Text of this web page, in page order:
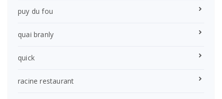
puy du fou
quai branly
quick
racine restaurant